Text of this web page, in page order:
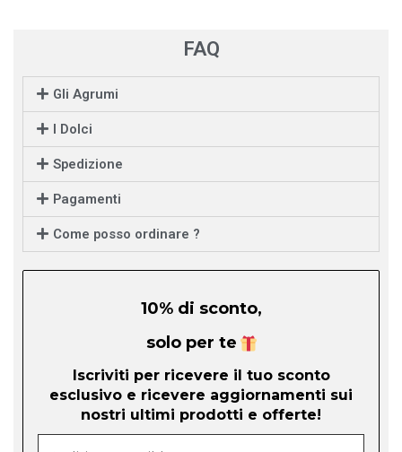
FAQ
Gli Agrumi
I Dolci
Spedizione
Pagamenti
Come posso ordinare ?
10% di sconto,
solo per te
Iscriviti per ricevere il tuo sconto
esclusivo e ricevere aggiornamenti sui
nostri ultimi prodotti e offerte!